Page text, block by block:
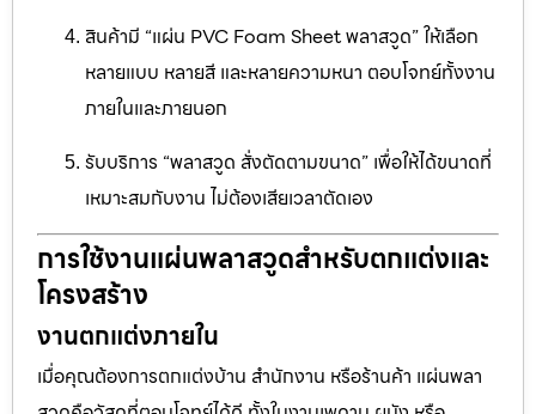
สินค้ามี “แผ่น PVC Foam Sheet พลาสวูด” ให้เลือก
หลายแบบ หลายสี และหลายความหนา ตอบโจทย์ทั้งงาน
ภายในและภายนอก
รับบริการ “พลาสวูด สั่งตัดตามขนาด” เพื่อให้ได้ขนาดที่
เหมาะสมกับงาน ไม่ต้องเสียเวลาตัดเอง
การใช้งานแผ่นพลาสวูดสำหรับตกแต่งและ
โครงสร้าง
งานตกแต่งภายใน
เมื่อคุณต้องการตกแต่งบ้าน สำนักงาน หรือร้านค้า แผ่นพลา